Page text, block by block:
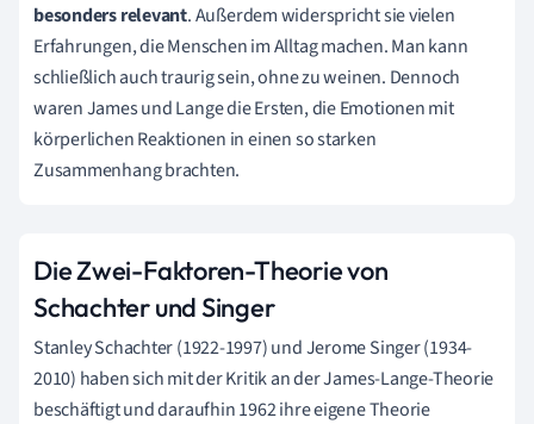
besonders relevant. Außerdem widerspricht sie vielen
Erfahrungen, die Menschen im Alltag machen. Man kann
schließlich auch traurig sein, ohne zu weinen. Dennoch
waren James und Lange die Ersten, die Emotionen mit
körperlichen Reaktionen in einen so starken
Zusammenhang brachten.
Die Zwei-Faktoren-Theorie von
Schachter und Singer
Stanley Schachter (1922-1997) und Jerome Singer (1934-
2010) haben sich mit der Kritik an der James-Lange-Theorie
beschäftigt und daraufhin 1962 ihre eigene Theorie